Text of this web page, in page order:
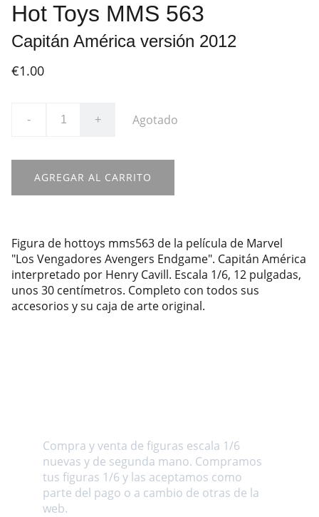
Hot Toys MMS 563
Capitán América versión 2012
€1.00
- + Agotado
AGREGAR AL CARRITO
Figura de hottoys mms563 de la película de Marvel
"Los Vengadores Avengers Endgame". Capitán América
interpretado por Henry Cavill. Escala 1/6, 12 pulgadas,
unos 30 centímetros. Completo con todos sus
accesorios y su caja de arte original.
Compra y venta de figuras escala 1/6
nuevas y de segunda mano. Compramos
tus figuras 1/6 y las aceptamos como
parte del pago o a cambio de otras de la
web.